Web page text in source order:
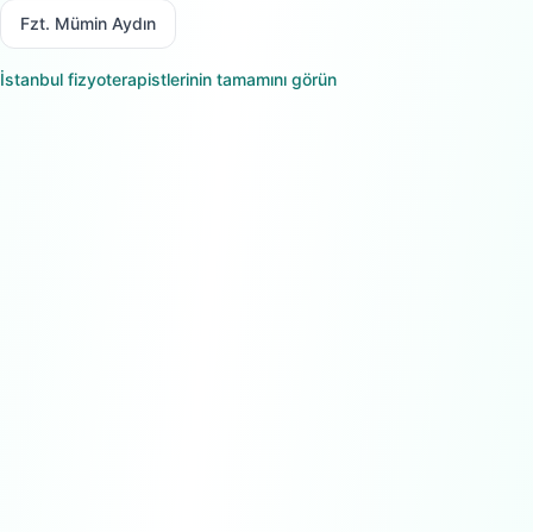
Fzt. Mümin Aydın
İstanbul fizyoterapistlerinin tamamını görün